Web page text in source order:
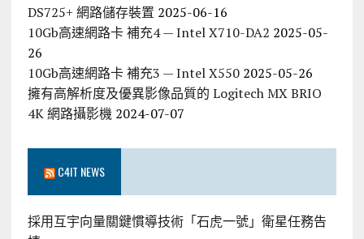
DS725+ 網路儲存裝置 2025-06-16
10Gb高速網路卡 補充4 — Intel X710-DA2 2025-05-
26
10Gb高速網路卡 補充3 — Intel X550 2025-05-26
擁有高解析度及優異影像品質的 Logitech MX BRIO
4K 網路攝影機 2024-07-07
C4IT NEWS
採用互宇向量關鍵慣導技術「石虎一號」衛星任務告